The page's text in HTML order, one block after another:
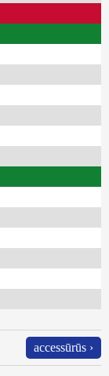
accessūrūs ›